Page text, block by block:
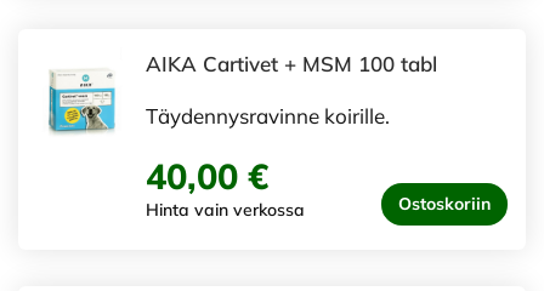
AIKA Cartivet + MSM 100 tabl
Täydennysravinne koirille.
40,00 €
Hinta vain verkossa Ostoskoriin